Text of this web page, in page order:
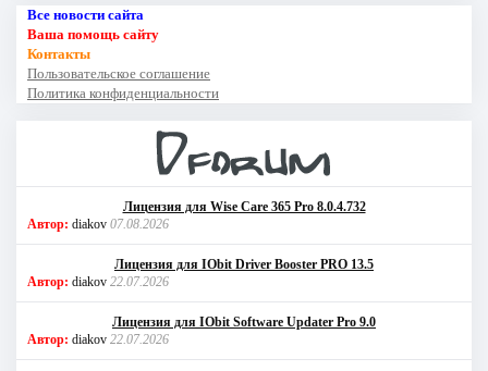
Все новости сайта
Ваша помощь сайту
Контакты
Пользовательское соглашение
Политика конфиденциальности
Лицензия для Wise Care 365 Pro 8.0.4.732
Автор: diakov 07.08.2026
Лицензия для IObit Driver Booster PRO 13.5
Автор: diakov 22.07.2026
Лицензия для IObit Software Updater Pro 9.0
Автор: diakov 22.07.2026